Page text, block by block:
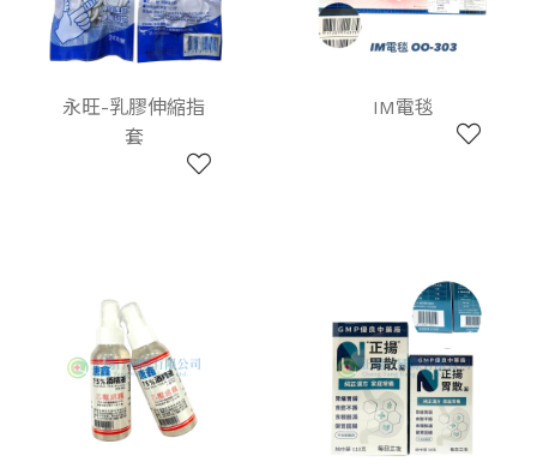
永旺-乳膠伸縮指
套
IM電毯